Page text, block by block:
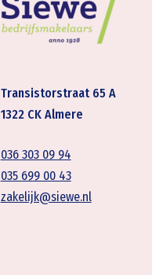
Transistorstraat 65 A
1322 CK Almere
036 303 09 94
035 699 00 43
zakelijk@siewe.nl